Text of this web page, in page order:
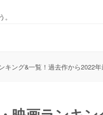
キング&一覧！過去作から2022